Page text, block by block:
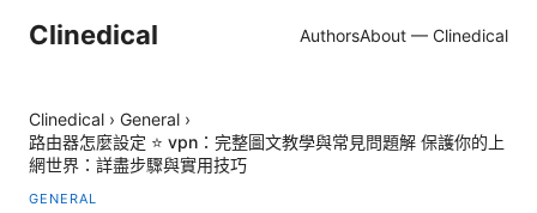
Clinedical AuthorsAbout — Clinedical
Clinedical › General ›
路由器怎麼設定 ⭐ vpn：完整圖文教學與常見問題解 保護你的上
網世界：詳盡步驟與實用技巧
GENERAL